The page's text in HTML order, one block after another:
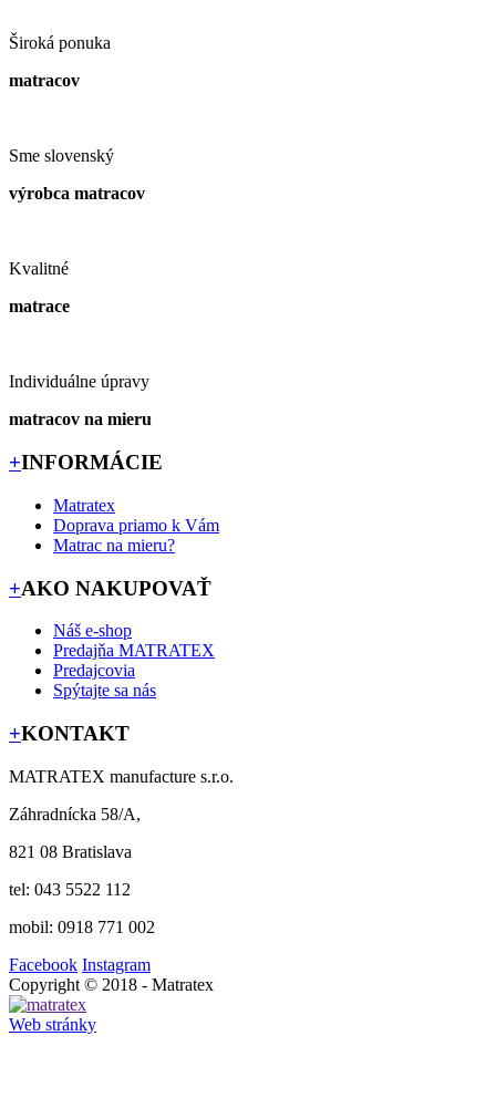
Široká ponuka
matracov
Sme slovenský
výrobca matracov
Kvalitné
matrace
Individuálne úpravy
matracov na mieru
+INFORMÁCIE
Matratex
Doprava priamo k Vám
Matrac na mieru?
+AKO NAKUPOVAŤ
Náš e-shop
Predajňa MATRATEX
Predajcovia
Spýtajte sa nás
+KONTAKT
MATRATEX manufacture s.r.o.
Záhradnícka 58/A,
821 08 Bratislava
tel: 043 5522 112
mobil: 0918 771 002
Facebook Instagram
Copyright © 2018 - Matratex
Web stránky